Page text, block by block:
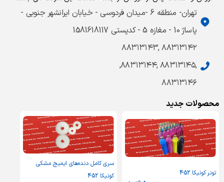
تهران- منطقه 6 -میدان فردوسی - خیابان ایرانشهر جنوبی -
پاساژ 10 - مغازه 5 - کدپستی 1581618117
۸۸۳۱۳۱۴۲ ,۸۸۳۱۳۱۴۳
,۸۸۳۱۳۱۴۵ ,۸۸۳۱۳۱۴۴,
۸۸۳۱۳۱۴۶
محصولات جدید
تونر کونیکا 452
سری کامل دنده‌های ایمیج مشکی
کونیکا 452